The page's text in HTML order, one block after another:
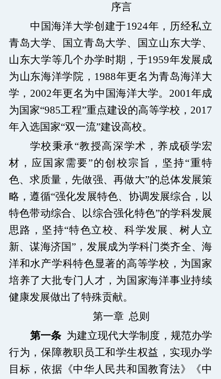
信息公开
校园VR
访客 访问旧版
EN
序言
中国海洋大学创建于1924年，历经私立
青岛大学、国立青岛大学、国立山东大学、
山东大学等几个办学时期，于1959年发展成
为山东海洋学院， 1988年更名为青岛海洋大
学， 2002年更名为中国海洋大学。 2001 年成
为国家“985工程”重点建设的高等学校， 2017
年入选国家“双一流”建设高校。
学校秉承“教授高深学术，养成硕学宏
材，应国家需要”的创校宗旨，坚持“重特
色、求质量，先做强、再做大”的总体发展策
略，遵循“强化发展特色、协调发展综合，以
特色带动综合、以综合强化特色”的学科发展
思路，坚持“特色立校、科学发展、树人立
新、谋海济国”，发展成为学科门类齐全、海
洋和水产学科特色显著的高等学校，为国家
培养了大批专门人才，为国家海洋事业持续
健康发展做出了特殊贡献。
第一章 总则
第一条 为建立现代大学制度，规范办学
行为，保障教职员工和学生权益，实现办学
目标，依据《中华人民共和国教育法》《中